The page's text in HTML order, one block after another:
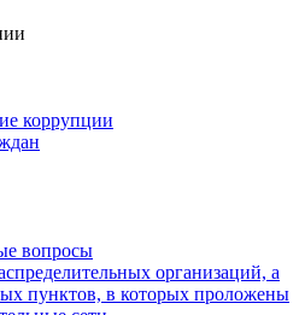
коррупции
вопросы
организаций, а
пунктов, в которых проложены